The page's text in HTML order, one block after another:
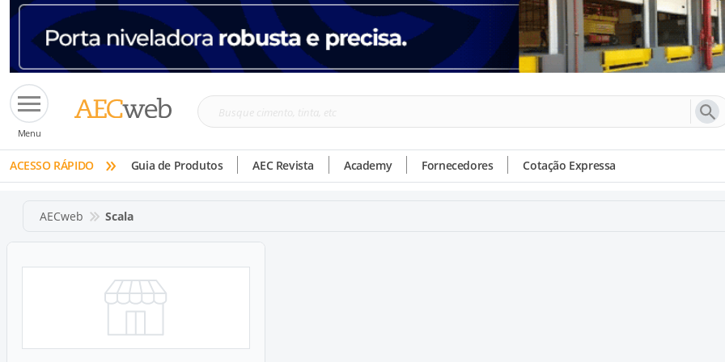
Menu
Busque
tinta,
etc
ACESSO RÁPIDO » Guia de Produtos AEC Revista Academy Fornecedores Cotação Expressa
AECweb Scala